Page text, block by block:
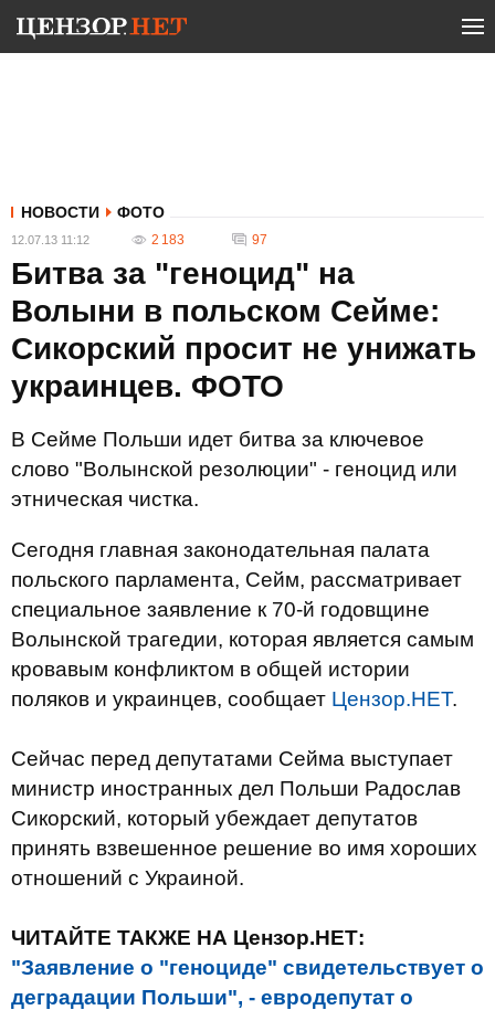
НОВОСТИ ФОТО
12.07.13 11:12 2 183 97
Битва за "геноцид" на
Волыни в польском Сейме:
Сикорский просит не унижать
украинцев. ФОТО
В Сейме Польши идет битва за ключевое
слово "Волынской резолюции" - геноцид или
этническая чистка.
Сегодня главная законодательная палата
польского парламента, Сейм, рассматривает
специальное заявление к 70-й годовщине
Волынской трагедии, которая является самым
кровавым конфликтом в общей истории
поляков и украинцев, сообщает Цензор.НЕТ.
Сейчас перед депутатами Сейма выступает
министр иностранных дел Польши Радослав
Сикорский, который убеждает депутатов
принять взвешенное решение во имя хороших
отношений с Украиной.
ЧИТАЙТЕ ТАКЖЕ НА Цензор.НЕТ:
"Заявление о "геноциде" свидетельствует о
деградации Польши", - евродепутат о